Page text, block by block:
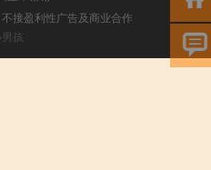
接盈利性广告及商业合作
孩